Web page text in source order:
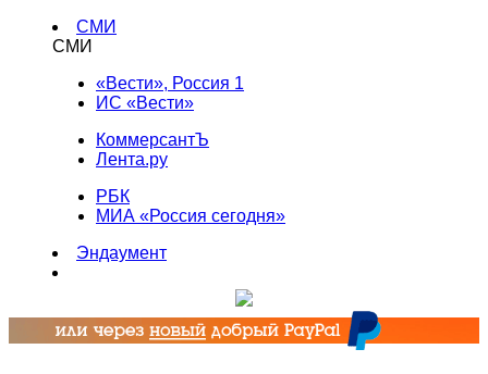
СМИ
СМИ
«Вести», Россия 1
ИС «Вести»
КоммерсантЪ
Лента.ру
РБК
МИА «Россия сегодня»
Эндаумент